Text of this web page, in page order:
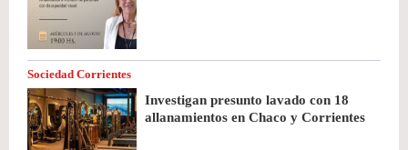
Sociedad Corrientes
Investigan presunto lavado con 18
allanamientos en Chaco y Corrientes